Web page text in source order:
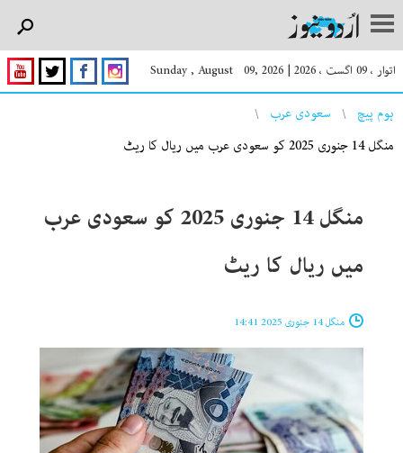
اتوار ، 09 اگست ، 2026 |
Sunday , August 09, 2026
You are here
ہوم پیچ
سعودی عرب
منگل 14 جنوری 2025 کو سعودی عرب میں ریال کا ریٹ
منگل 14 جنوری 2025 کو سعودی عرب
میں ریال کا ریٹ
منگل 14 جنوری 2025 14:41